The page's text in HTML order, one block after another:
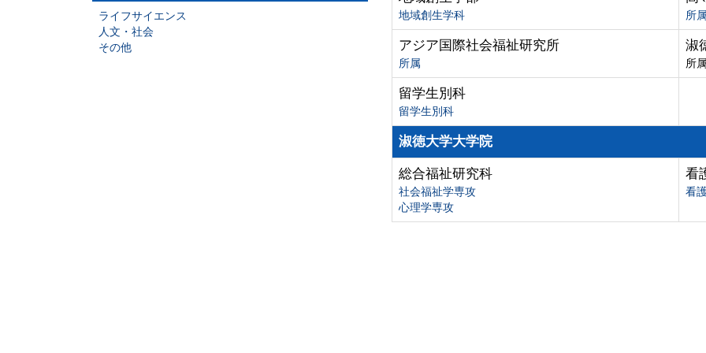
ライフサイエンス
人文・社会
その他
地域創生学科 所
アジア国際社会福祉研究所
所属
淑
所
留学生別科
留学生別科
淑徳大学大学院
総合福祉研究科
社会福祉学専攻
心理学専攻
看
看